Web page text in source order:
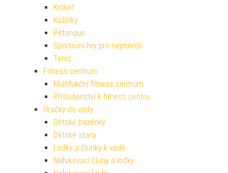
Kroket
Kuželky
Pétanque
Sportovní hry pro nejmenší
Tenis
Fitness centrum
Multifukční fitness centrum
Příslušenství k fitness centru
Hračky do vody
Dětské bazénky
Dětské stany
Loďky a člunky k vodě
Nafukovací čluny a loďky